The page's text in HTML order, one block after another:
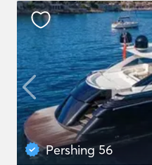
Pershing 56